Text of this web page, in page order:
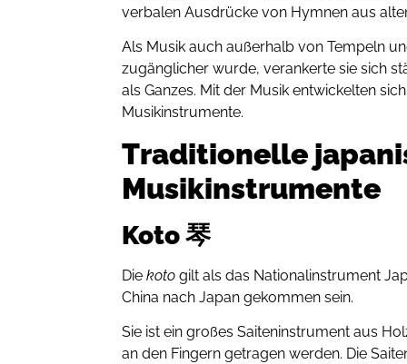
verbalen Ausdrücke von Hymnen aus
Als Musik auch außerhalb von Tempeln
zugänglicher wurde, verankerte sie sich
als Ganzes. Mit der Musik entwickelten
Musikinstrumente.
Traditionelle
Musikinstrumente
Koto 琴
Diekoto gilt als das Nationalinstrument
China nach Japan gekommen sein.
Sie ist ein großes Saiteninstrument aus
an den Fingern getragen werden. Die